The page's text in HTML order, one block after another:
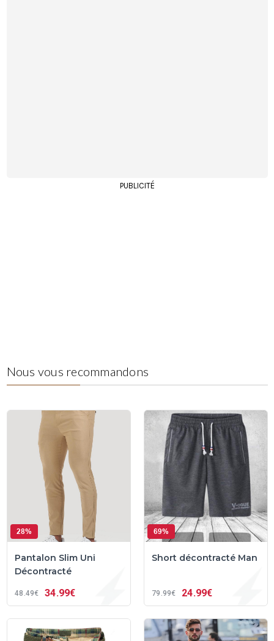
PUBLICITÉ
Nous vous recommandons
28%
Pantalon Slim Uni
Décontracté
48 49€ 34 99€
69%
Short décontracté Man
79 99€ 24 99€